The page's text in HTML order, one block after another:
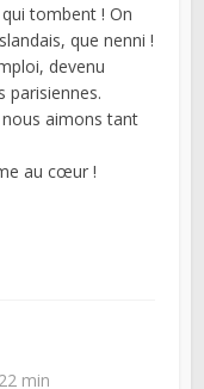
tombent ! On
que nenni !
devenu
nous aimons tant
au cœur !
min